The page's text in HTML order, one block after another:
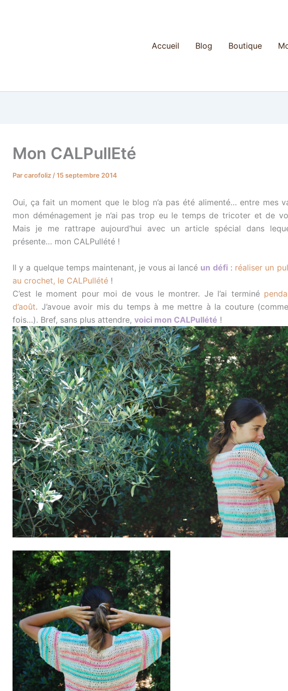
Accueil Blog Boutique
Mon CALPullEté
Parcarofoliz /15 septembre 2014
Oui, ça fait un moment que le blog n’a pas été alimenté… entre mes
mon déménagement je n’ai pas trop eu le temps de tricoter et de
Mais je me rattrape aujourd’hui avec un article spécial dans
présente… mon CALPullété !
Il y a quelque temps maintenant, je vous ai lancé un défi: réaliser un
au crochet, le CALPullété !
C’est le moment pour moi de vous le montrer. Je l’ai terminé
d’août. J’avoue avoir mis du temps à me mettre à la couture
fois…). Bref, sans plus attendre, voici mon CALPullété !